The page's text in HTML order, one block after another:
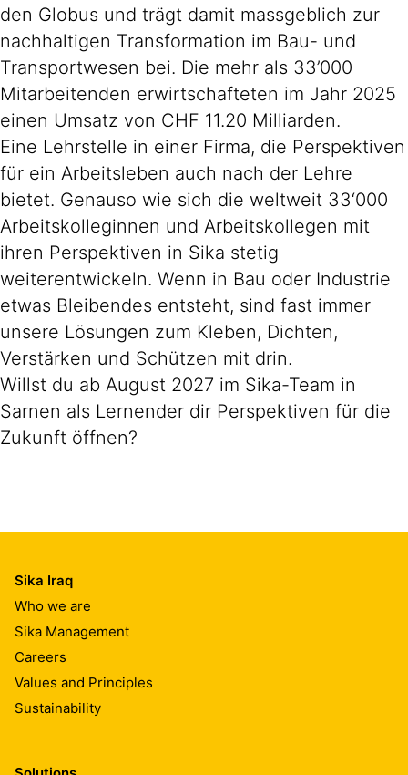
den Globus und trägt damit massgeblich zur
nachhaltigen Transformation im Bau- und
Transportwesen bei. Die mehr als 33’000
Mitarbeitenden erwirtschafteten im Jahr 2025
einen Umsatz von CHF 11.20 Milliarden.
Eine Lehrstelle in einer Firma, die Perspektiven
für ein Arbeitsleben auch nach der Lehre
bietet. Genauso wie sich die weltweit 33‘000
Arbeitskolleginnen und Arbeitskollegen mit
ihren Perspektiven in Sika stetig
weiterentwickeln. Wenn in Bau oder Industrie
etwas Bleibendes entsteht, sind fast immer
unsere Lösungen zum Kleben, Dichten,
Verstärken und Schützen mit drin.
Willst du ab August 2027 im Sika-Team in
Sarnen als Lernender dir Perspektiven für die
Zukunft öffnen?
Sika Iraq
Who we are
Sika Management
Careers
Values and Principles
Sustainability